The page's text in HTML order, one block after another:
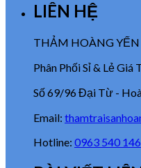
LIÊN HỆ
THẢM HOÀNG YẾN
Phân Phối Sỉ & Lẻ Giá
Số 69/96 Đại Từ -
Email:
Hotline: 0963 540 146